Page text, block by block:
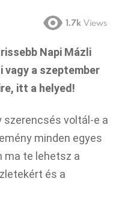
1.7k Views
Napi Mázli
vagy a szeptember
itt a helyed!
szerencsés voltál-e a
minden egyes
ma te lehetsz a
és a